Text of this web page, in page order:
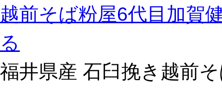
越前そば粉屋6代目加賀
る
福井県産 石臼挽き越前